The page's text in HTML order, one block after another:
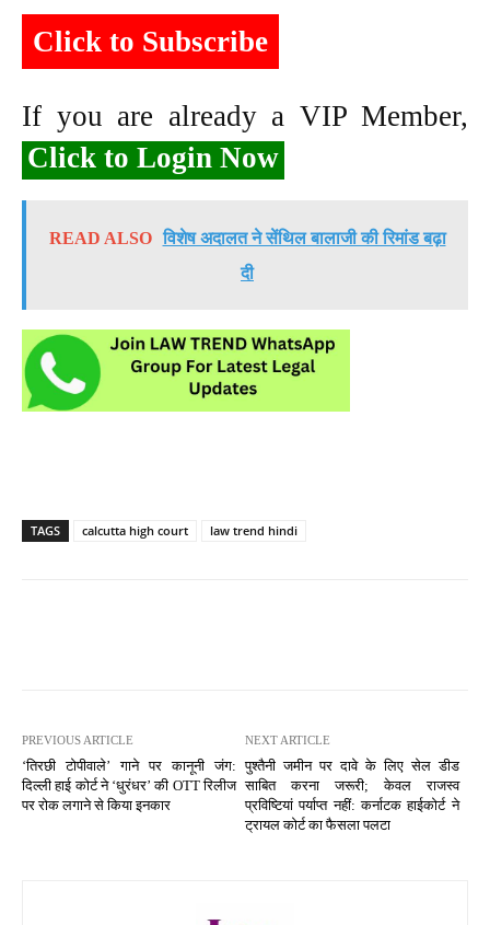
Click to Subscribe
If you are already a VIP Member,
Click to Login Now
READ ALSO विशेष अदालत ने सेंथिल बालाजी की रिमांड बढ़ा
दी
TAGS calcutta high court law trend hindi
PREVIOUS ARTICLE
‘तिरछी टोपीवाले’ गाने पर कानूनी जंग:
दिल्ली हाई कोर्ट ने ‘धुरंधर’ की OTT रिलीज
पर रोक लगाने से किया इनकार
NEXT ARTICLE
पुश्तैनी जमीन पर दावे के लिए सेल डीड
साबित करना जरूरी; केवल राजस्व
प्रविष्टियां पर्याप्त नहीं: कर्नाटक हाईकोर्ट ने
ट्रायल कोर्ट का फैसला पलटा